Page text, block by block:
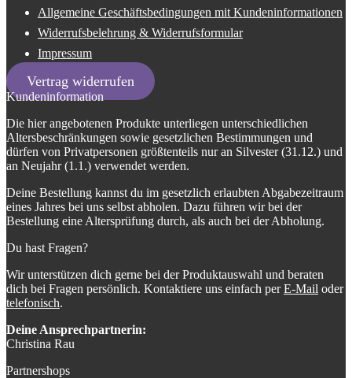
Allgemeine Geschäftsbedingungen mit Kundeninformationen
Widerrufsbelehrung & Widerrufsformular
Impressum
Vertrag widerrufen
Kundeninformation
Die hier angebotenen Produkte unterliegen unterschiedlichen
Altersbeschränkungen sowie gesetzlichen Bestimmungen und
dürfen von Privatpersonen größtenteils nur an Silvester (31.12.) und
an Neujahr (1.1.) verwendet werden.
Deine Bestellung kannst du im gesetzlich erlaubten Abgabezeitraum
eines Jahres bei uns selbst abholen. Dazu führen wir bei der
Bestellung eine Altersprüfung durch, als auch bei der Abholung.
Du hast Fragen?
Wir unterstützen dich gerne bei der Produktauswahl und beraten
dich bei Fragen persönlich. Kontaktiere uns einfach perE-Mail oder
telefonisch.
Deine Ansprechpartnerin:
Christina Rau
Partnershops